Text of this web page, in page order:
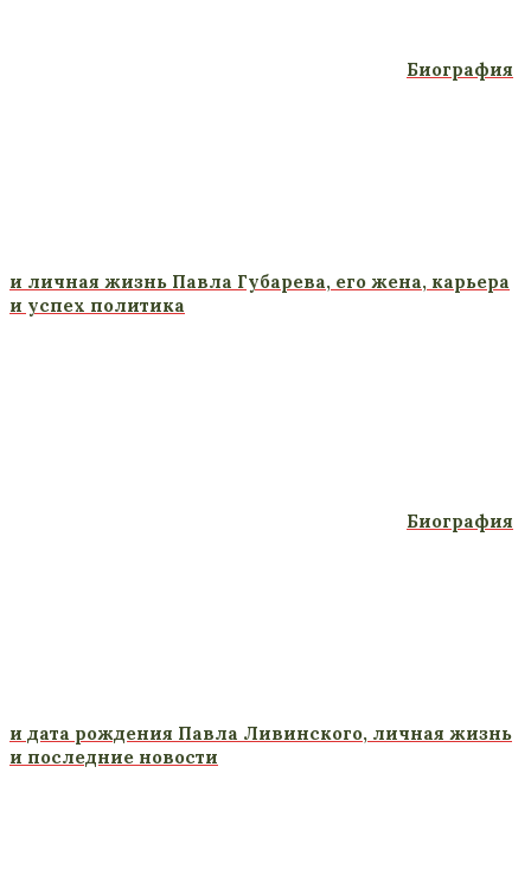
Биография
и личная жизнь Павла Губарева, его жена, карьера
и успех политика
Биография
и дата рождения Павла Ливинского, личная жизнь
и последние новости